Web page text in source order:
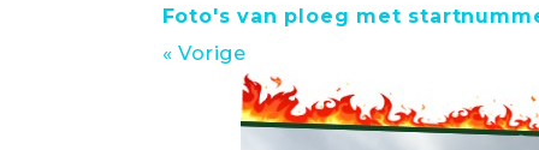
Foto's van ploeg met
« Vorige